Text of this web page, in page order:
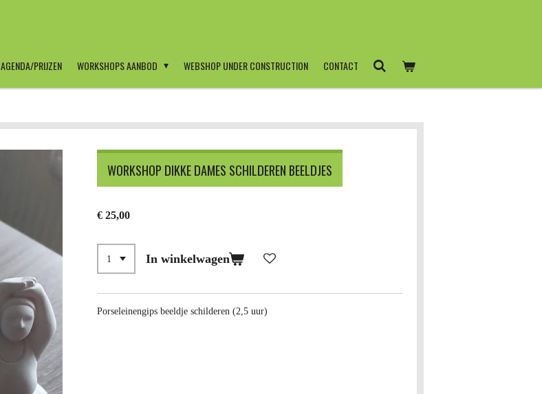
AGENDA/PRIJZEN WORKSHOPS AANBOD WEBSHOP UNDER CONSTRUCTION CONTACT
WORKSHOP DIKKE DAMES SCHILDEREN BEELDJES
€ 25,00
In winkelwagen
Porseleinengips beeldje schilderen (2,5 uur)